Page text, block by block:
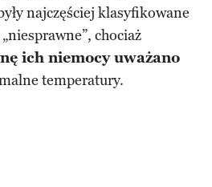
najczęściej klasyfikowane
chociaż
ich niemocy uważano
temperatury.